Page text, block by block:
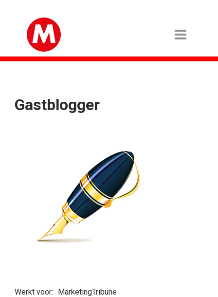
Gastblogger
Werkt voor:
MarketingTribune